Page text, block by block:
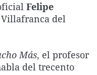
Como el perro y el
Equipo de
La Rioja
País Vasco
Elecciones
Felipe
Villafranca del
Más, el profesor
del trecento